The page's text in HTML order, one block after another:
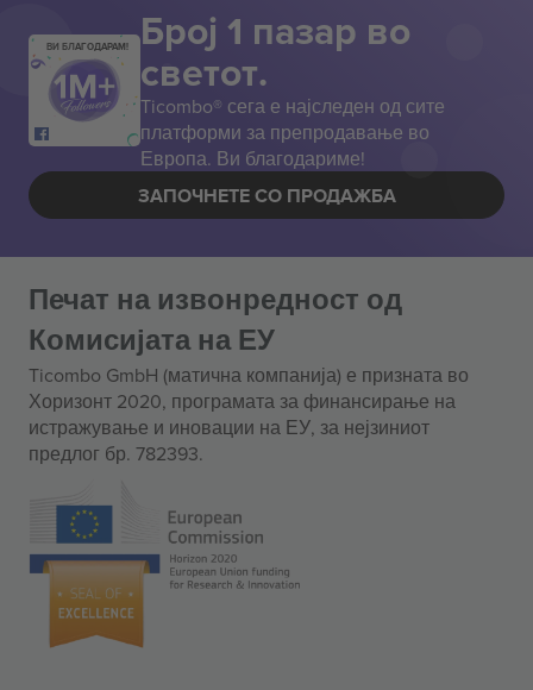
ВИ БЛАГОДАРАМ! Број 1 пазар во
светот.
Ticombo® сега е најследен од сите
платформи за препродавање во
Европа. Ви благодариме!
ЗАПОЧНЕТЕ СО ПРОДАЖБА
Печат на извонредност од
Комисијата на ЕУ
Ticombo GmbH (матична компанија) е призната во
Хоризонт 2020, програмата за финансирање на
истражување и иновации на ЕУ, за нејзиниот
предлог бр. 782393.